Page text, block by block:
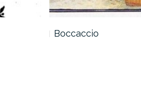
Boccaccio